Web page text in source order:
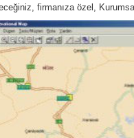
firmanıza özel,